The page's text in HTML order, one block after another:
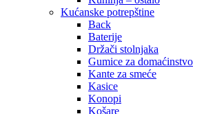
Kućanske potrepštine
Back
Baterije
Držači stolnjaka
Gumice za domaćinstvo
Kante za smeće
Kasice
Konopi
Košare